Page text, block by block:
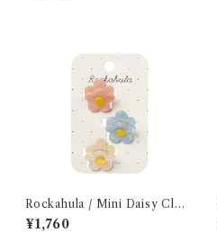
Rockahula / Mini Daisy Cla
w Clips
¥1,760